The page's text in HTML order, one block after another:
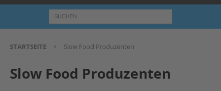
STARTSEITE Slow Food Produzenten
Slow Food Produzenten